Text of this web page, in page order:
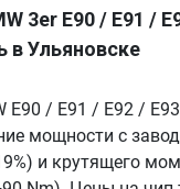
3er E90 / E91 /
в Ульяновске
E90 / E91 / E92 /
мощности с
и крутящего